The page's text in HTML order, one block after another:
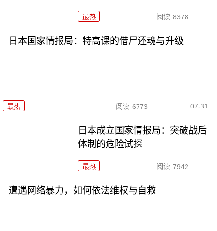
最热 阅读 8378
日本国家情报局：特高课的借尸还魂与升级
最热 阅读 6773 07-31
日本成立国家情报局：突破战后
体制的危险试探
最热 阅读 7942
遭遇网络暴力，如何依法维权与自救